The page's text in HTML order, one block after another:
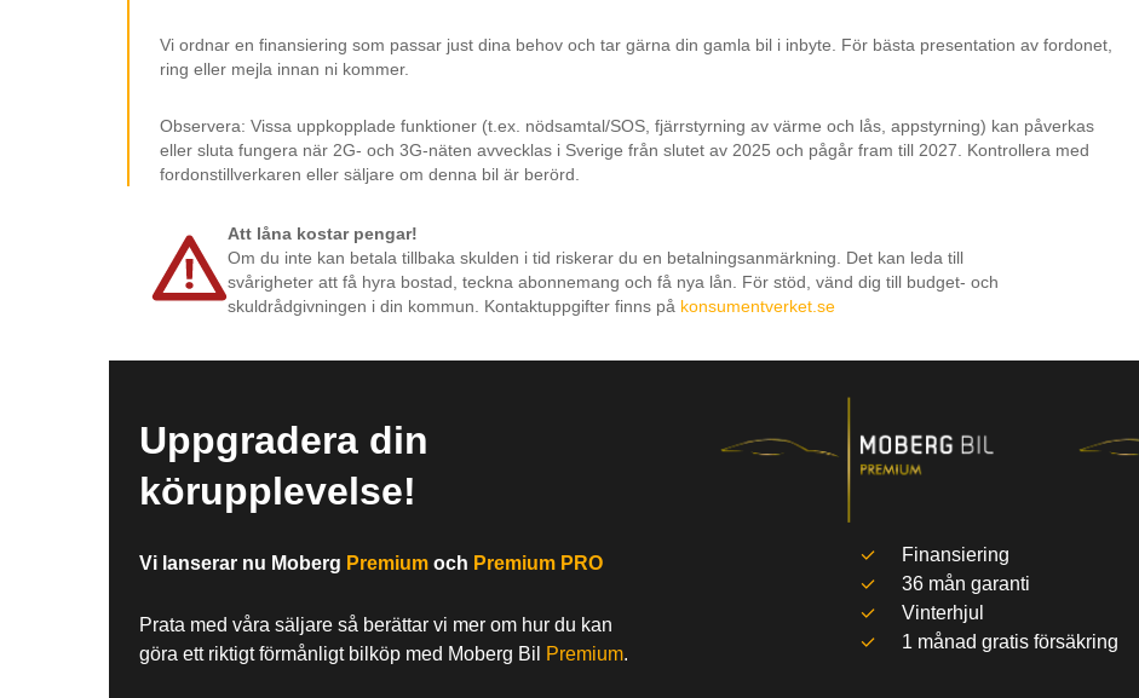
Vi ordnar en finansiering som passar just dina behov och tar gärna din gamla bil i inbyte. För bästa presentation av fordonet,
ring eller mejla innan ni kommer.
Observera: Vissa uppkopplade funktioner (t.ex. nödsamtal/SOS, fjärrstyrning av värme och lås, appstyrning) kan påverkas
eller sluta fungera när 2G- och 3G-näten avvecklas i Sverige från slutet av 2025 och pågår fram till 2027. Kontrollera med
fordonstillverkaren eller säljare om denna bil är berörd.
Att låna kostar pengar!
Om du inte kan betala tillbaka skulden i tid riskerar du en betalningsanmärkning. Det kan leda till
svårigheter att få hyra bostad, teckna abonnemang och få nya lån. För stöd, vänd dig till budget- och
skuldrådgivningen i din kommun. Kontaktuppgifter finns på konsumentverket.se
Uppgradera din
körupplevelse!
Vi lanserar nu Moberg Premium och Premium PRO
Prata med våra säljare så berättar vi mer om hur du kan
göra ett riktigt förmånligt bilköp med Moberg Bil
Premium.
Finansiering
36 mån garanti
Vinterhjul
1 månad gratis försäkring